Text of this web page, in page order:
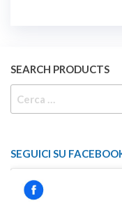
SEARCH PRODUCTS
SEGUICI SU